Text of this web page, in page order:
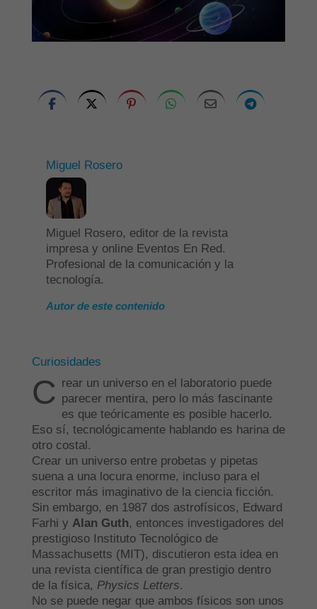
Miguel Rosero
Miguel Rosero, editor de la revista
impresa y online Eventos En Red.
Profesional de la comunicación y la
tecnología.
Autor de este contenido
Curiosidades
C rear un universo en el laboratorio puede
parecer mentira, pero lo más fascinante
es que teóricamente es posible hacerlo.
Eso sí, tecnológicamente hablando es harina de
otro costal.
Crear un universo entre probetas y pipetas
suena a una locura enorme, incluso para el
escritor más imaginativo de la ciencia ficción.
Sin embargo, en 1987 dos astrofísicos, Edward
Farhi y Alan Guth, entonces investigadores del
prestigioso Instituto Tecnológico de
Massachusetts (MIT), discutieron esta idea en
una revista científica de gran prestigio dentro
de la física, Physics Letters.
No se puede negar que ambos físicos son unos